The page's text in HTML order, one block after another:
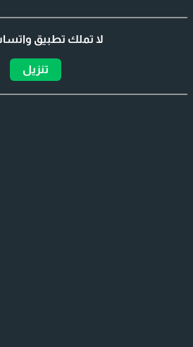
لا تملك تطبيق
تنزيل